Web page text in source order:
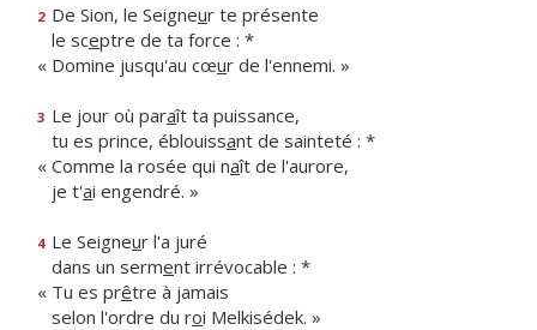
2 De Sion, le Seigneur te présente
le sceptre de ta force : *
« Domine jusqu'au cœur de l'ennemi. »
3 Le jour où paraît ta puissance,
tu es prince, éblouissant de sainteté : *
« Comme la rosée qui naît de l'aurore,
je t'ai engendré. »
4 Le Seigneur l'a juré
dans un serment irrévocable : *
« Tu es prêtre à jamais
selon l'ordre du roi Melkisédek. »